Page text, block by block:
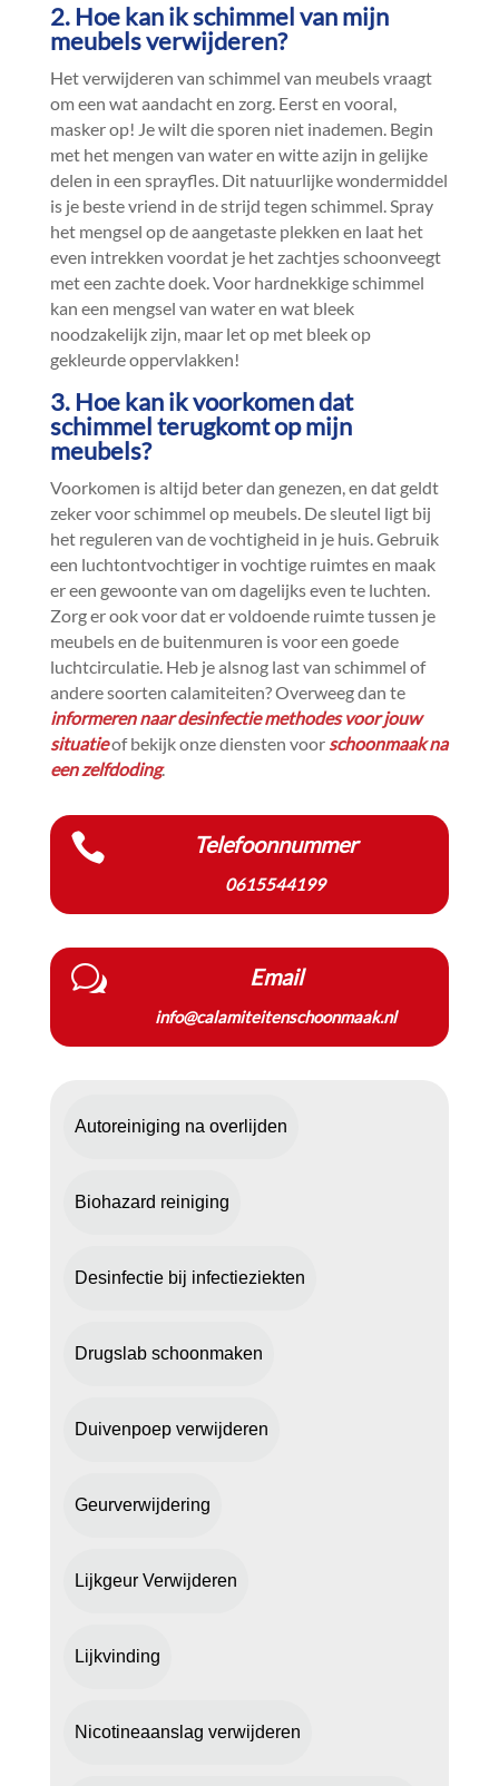
2.​ Hoe kan ik schimmel van mijn
meubels verwijderen?
Het verwijderen van schimmel van meubels vraagt
om een wat aandacht en zorg.​ Eerst en vooral,
masker op! Je wilt die sporen niet inademen.​ Begin
met het mengen van water en witte azijn in gelijke
delen in een sprayfles.​ Dit natuurlijke wondermiddel
is je beste vriend in de strijd tegen schimmel.​ Spray
het mengsel op de aangetaste plekken en laat het
even intrekken voordat je het zachtjes schoonveegt
met een zachte doek.​ Voor hardnekkige schimmel
kan een mengsel van water en wat bleek
noodzakelijk zijn, maar let op met bleek op
gekleurde oppervlakken!
3.​ Hoe kan ik voorkomen dat
schimmel terugkomt op mijn
meubels?
Voorkomen is altijd beter dan genezen, en dat geldt
zeker voor schimmel op meubels.​ De sleutel ligt bij
het reguleren van de vochtigheid in je huis.​ Gebruik
een luchtontvochtiger in vochtige ruimtes en maak
er een gewoonte van om dagelijks even te luchten.​
Zorg er ook voor dat er voldoende ruimte tussen je
meubels en de buitenmuren is voor een goede
luchtcirculatie.​ Heb je alsnog last van schimmel of
andere soorten calamiteiten? Overweeg dan te
informeren naar desinfectie methodes voor jouw
situatieof bekijk onze diensten voorschoonmaak na
een zelfdoding.​
 Telefoonnummer
0615544199
w Email
info@calamiteitenschoonmaak.nl
Autoreiniging na overlijden
Biohazard reiniging
Desinfectie bij infectieziekten
Drugslab schoonmaken
Duivenpoep verwijderen
Geurverwijdering
Lijkgeur Verwijderen
Lijkvinding
Nicotineaanslag verwijderen